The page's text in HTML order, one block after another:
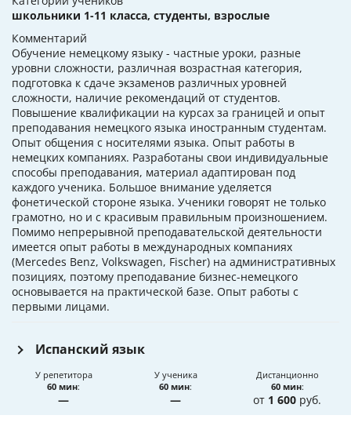
школьники 1-11 класса, студенты, взрослые
Комментарий
Обучение немецкому языку - частные уроки, разные
уровни сложности, различная возрастная категория,
подготовка к сдаче экзаменов различных уровней
сложности, наличие рекомендаций от студентов.
Повышение квалификации на курсах за границей и опыт
преподавания немецкого языка иностранным студентам.
Опыт общения с носителями языка. Опыт работы в
немецких компаниях. Разработаны свои индивидуальные
способы преподавания, материал адаптирован под
каждого ученика. Большое внимание уделяется
фонетической стороне языка. Ученики говорят не только
грамотно, но и с красивым правильным произношением.
Помимо непрерывной преподавательской деятельности
имеется опыт работы в международных компаниях
(Mercedes Benz, Volkswagen, Fischer) на административных
позициях, поэтому преподавание бизнес-немецкого
основывается на практической базе. Опыт работы с
первыми лицами.
Испанский язык
У репетитора
60 мин:
—
У ученика
60 мин:
—
Дистанционно
60 мин:
от 1 600 руб.